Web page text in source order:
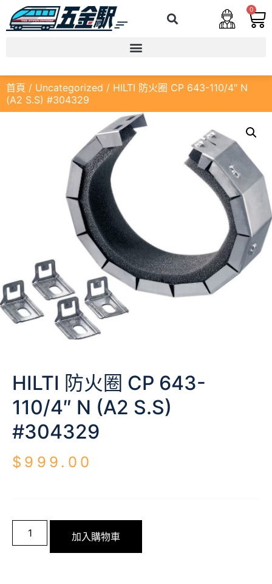
0
首頁 / Uncategorized / HILTI 防火圈 CP 643-110/4″ N
(A2 S.S) #304329
HILTI 防火圈 CP 643-
110/4″ N (A2 S.S)
#304329
$ 999.00
加入購物車